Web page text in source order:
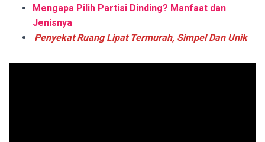
Mengapa Pilih Partisi Dinding? Manfaat dan
Jenisnya
Penyekat Ruang Lipat Termurah, Simpel Dan Unik